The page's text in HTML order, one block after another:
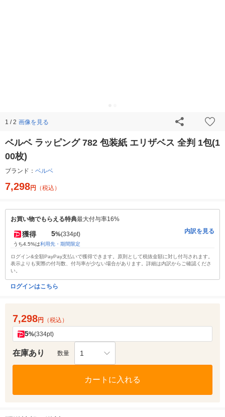
1 / 2 画像を見る
ベルベ ラッピング 782 包装紙 エリザベス 全判 1包(1
00枚)
ブランド： ベルベ
7,298円 （税込）
お買い物でもらえる特典最大付与率16%
獲得 5%(334pt)
うち4.5%は利用先・期間限定
内訳を見る
ログイン&全額PayPay支払いで獲得できます。原則として税抜金額に対し付与されます。
表示よりも実際の付与数、付与率が少ない場合があります。詳細は内訳からご確認くださ
い。
ログインはこちら
7,298円 （税込）
5%(334pt)
在庫あり 数量 1
カートに入れる